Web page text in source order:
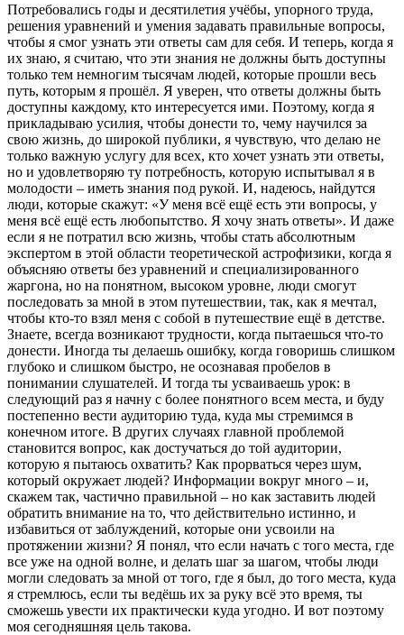
Потребовались годы и десятилетия учёбы, упорного труда,
решения уравнений и умения задавать правильные вопросы,
чтобы я смог узнать эти ответы сам для себя. И теперь, когда я
их знаю, я считаю, что эти знания не должны быть доступны
только тем немногим тысячам людей, которые прошли весь
путь, которым я прошёл. Я уверен, что ответы должны быть
доступны каждому, кто интересуется ими. Поэтому, когда я
прикладываю усилия, чтобы донести то, чему научился за
свою жизнь, до широкой публики, я чувствую, что делаю не
только важную услугу для всех, кто хочет узнать эти ответы,
но и удовлетворяю ту потребность, которую испытывал я в
молодости – иметь знания под рукой. И, надеюсь, найдутся
люди, которые скажут: «У меня всё ещё есть эти вопросы, у
меня всё ещё есть любопытство. Я хочу знать ответы». И даже
если я не потратил всю жизнь, чтобы стать абсолютным
экспертом в этой области теоретической астрофизики, когда я
объясняю ответы без уравнений и специализированного
жаргона, но на понятном, высоком уровне, люди смогут
последовать за мной в этом путешествии, так, как я мечтал,
чтобы кто-то взял меня с собой в путешествие ещё в детстве.
Знаете, всегда возникают трудности, когда пытаешься что-то
донести. Иногда ты делаешь ошибку, когда говоришь слишком
глубоко и слишком быстро, не осознавая пробелов в
понимании слушателей. И тогда ты усваиваешь урок: в
следующий раз я начну с более понятного всем места, и буду
постепенно вести аудиторию туда, куда мы стремимся в
конечном итоге. В других случаях главной проблемой
становится вопрос, как достучаться до той аудитории,
которую я пытаюсь охватить? Как прорваться через шум,
который окружает людей? Информации вокруг много – и,
скажем так, частично правильной – но как заставить людей
обратить внимание на то, что действительно истинно, и
избавиться от заблуждений, которые они усвоили на
протяжении жизни? Я понял, что если начать с того места, где
все уже на одной волне, и делать шаг за шагом, чтобы люди
могли следовать за мной от того, где я был, до того места, куда
я стремлюсь, если ты ведёшь их за руку всё это время, ты
сможешь увести их практически куда угодно. И вот поэтому
моя сегодняшняя цель такова.